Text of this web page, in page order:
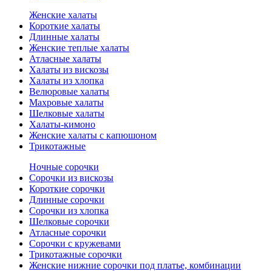
Женские халаты
Короткие халаты
Длинные халаты
Женские теплые халаты
Атласные халаты
Халаты из вискозы
Халаты из хлопка
Велюровые халаты
Махровые халаты
Шелковые халаты
Халаты-кимоно
Женские халаты с капюшоном
Трикотажные
Ночные сорочки
Сорочки из вискозы
Короткие сорочки
Длинные сорочки
Сорочки из хлопка
Шелковые сорочки
Атласные сорочки
Сорочки с кружевами
Трикотажные сорочки
Женские нижние сорочки под платье, комбинации